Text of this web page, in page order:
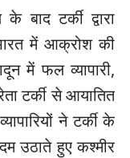
बाद टर्की द्वारा
में आक्रोश की
में फल व्यापारी,
टर्की से आयातित
ने टर्की के
उठाते हुए कश्मीर